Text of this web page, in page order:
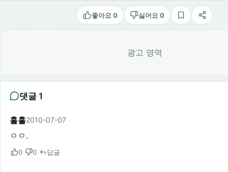
좋아요 0 싫어요 0
스크랩공유
광고 영역
댓글 1
홀홀2010-07-07
ㅇㅇ.
0 0 답글